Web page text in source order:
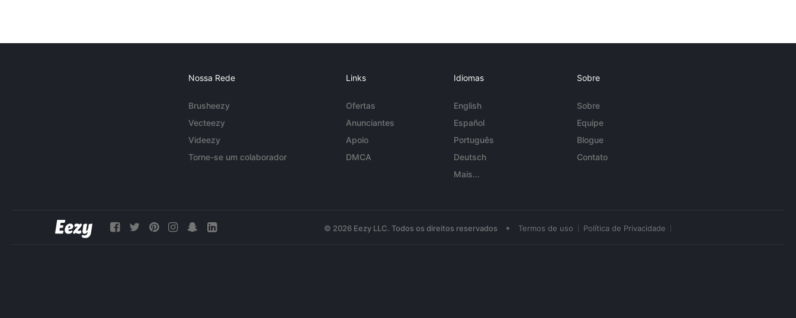
Nossa Rede
Brusheezy
Vecteezy
Videezy
Torne-se um colaborador
Links
Ofertas
Anunciantes
Apoio
DMCA
Idiomas
English
Español
Português
Deutsch
Mais...
Sobre
Sobre
Equipe
Blogue
Contato
© 2026 Eezy LLC. Todos os direitos reservados • Termos de uso Política de Privacidade